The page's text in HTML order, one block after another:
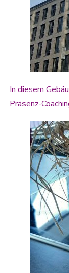
In diesem
Präsenz-